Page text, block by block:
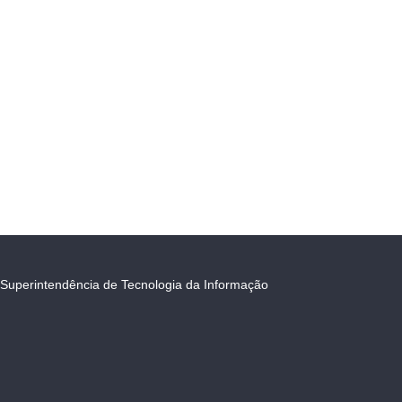
Superintendência de Tecnologia da Informação